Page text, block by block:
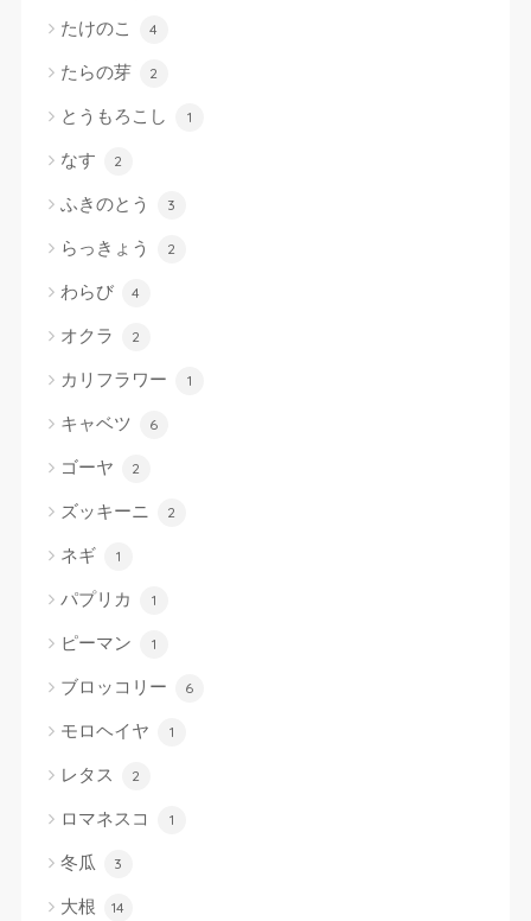
たけのこ 4
たらの芽 2
とうもろこし 1
なす 2
ふきのとう 3
らっきょう 2
わらび 4
オクラ 2
カリフラワー 1
キャベツ 6
ゴーヤ 2
ズッキーニ 2
ネギ 1
パプリカ 1
ピーマン 1
ブロッコリー 6
モロヘイヤ 1
レタス 2
ロマネスコ 1
冬瓜 3
大根 14